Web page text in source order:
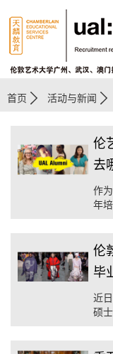
首页 活动与新闻
伦
去
作
年
计
伦
毕
近
硕